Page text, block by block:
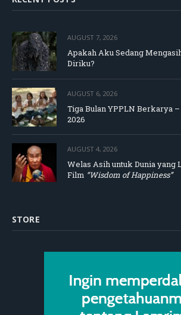
AUGUST 7, 2026
Apakah Aku Sedang
Diriku?
AUGUST 6, 2026
Tiga Bulan YPPLN Berkarya
2026
AUGUST 4, 2026
Welas Asih untuk Dunia yang
Film “Wisdom of Happiness”
STORE